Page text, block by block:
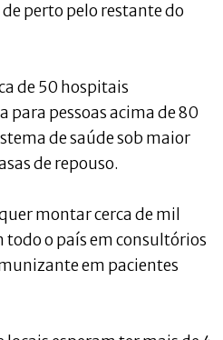
perto pelo restante do
de 50 hospitais
pessoas acima de 80
de saúde sob maior
de repouso.
montar cerca de mil
todo o país em consultórios
em pacientes